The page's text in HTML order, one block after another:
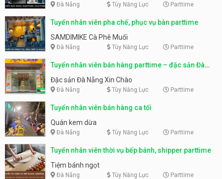
Đà Nẵng Tùy Năng Lực Parttime
Tuyển nhân viên pha chế, phục vụ bàn parttime
SAMDIMIKE Cà Phê Muối
Đà Nẵng Tùy Năng Lực Parttime
Tuyển nhân viên bán hàng parttime – đặc sản Đà
Nẵng
Đặc sản Đà Nẵng Xin Chào
Đà Nẵng Tùy Năng Lực Parttime
Tuyển nhân viên bán hàng ca tối
Quán kem dừa
Đà Nẵng Tùy Năng Lực Parttime
Tuyển nhân viên thời vụ bếp bánh, shipper parttime
Tiệm bánh ngọt
Đà Nẵng Tùy Năng Lực Parttime